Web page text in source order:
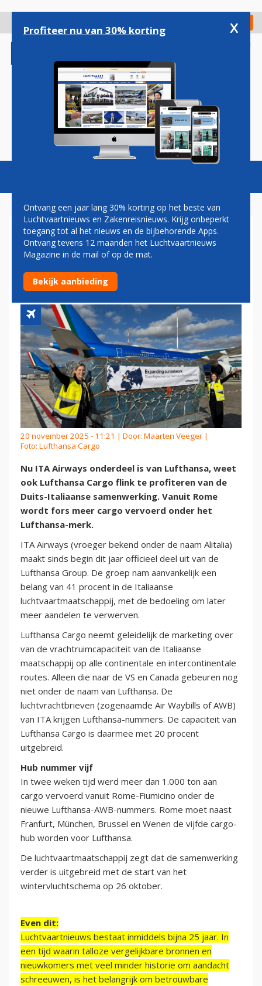
gaan
Check in
Magazine Podcasts Vacatures
LUFTHANSA CARGO
PROFITEERT VAN INGELIJFDE
ITA-HUB IN ROME
20 november 2025 - 11:21 | Door: Maarten Veeger |
Foto: Lufthansa Cargo
Nu ITA Airways onderdeel is van Lufthansa, weet
ook Lufthansa Cargo flink te profiteren van de
Duits-Italiaanse samenwerking. Vanuit Rome
wordt fors meer cargo vervoerd onder het
Lufthansa-merk.
ITA Airways (vroeger bekend onder de naam Alitalia)
maakt sinds begin dit jaar officieel deel uit van de
Lufthansa Group. De groep nam aanvankelijk een
belang van 41 procent in de Italiaanse
luchtvaartmaatschappij, met de bedoeling om later
meer aandelen te verwerven.
Lufthansa Cargo neemt geleidelijk de marketing over
van de vrachtruimcapaciteit van de Italiaanse
maatschappij op alle continentale en intercontinentale
routes. Alleen die naar de VS en Canada gebeuren nog
niet onder de naam van Lufthansa. De
luchtvrachtbrieven (zogenaamde Air Waybills of AWB)
van ITA krijgen Lufthansa-nummers. De capaciteit van
Lufthansa Cargo is daarmee met 20 procent
uitgebreid.
Hub nummer vijf
In twee weken tijd werd meer dan 1.000 ton aan
cargo vervoerd vanuit Rome-Fiumicino onder de
nieuwe Lufthansa-AWB-nummers. Rome moet naast
Franfurt, München, Brussel en Wenen de vijfde cargo-
hub worden voor Lufthansa.
De luchtvaartmaatschappij zegt dat de samenwerking
verder is uitgebreid met de start van het
wintervluchtschema op 26 oktober.
Even dit:
Luchtvaartnieuws bestaat inmiddels bijna 25 jaar. In
een tijd waarin talloze vergelijkbare bronnen en
nieuwkomers met veel minder historie om aandacht
schreeuwen, is het belangrijk om betrouwbare
Profiteer nu van 30% korting x
Ontvang een jaar lang 30% korting op het beste van
Luchtvaartnieuws en Zakenreisnieuws. Krijg onbeperkt
toegang tot al het nieuws en de bijbehorende Apps.
Ontvang tevens 12 maanden het Luchtvaartnieuws
Magazine in de mail of op de mat.
Bekijk aanbieding